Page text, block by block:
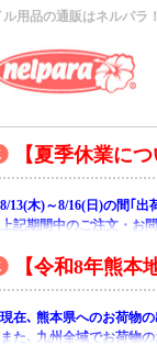
ル用品の通販はネルパラ
【夏季休業につ
8/13(木)～8/16(日)の間｢
上記期間中のご注文・お
【令和8年熊本
現在､ 熊本県へのお荷物
また､ 九州全域でお荷物